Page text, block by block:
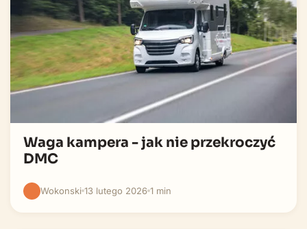
Waga kampera - jak nie przekroczyć
DMC
Wokonski 13 lutego 2026 1 min